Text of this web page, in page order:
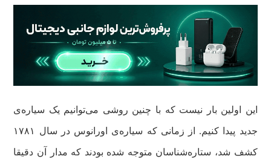
این اولین بار نیست که با چنین روشی می‌توانیم یک سیاره‌ی
جدید پیدا کنیم. از زمانی که سیاره‌ی اورانوس در سال ۱۷۸۱
کشف شد، ستاره‌شناسان متوجه شده بودند که مدار آن دقیقا